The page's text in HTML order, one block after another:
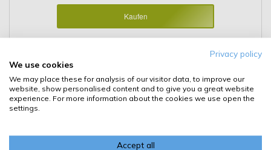
Kaufen
Osram Cool Blue Intense Next Gen
Glühlampe HB3 P20d 12V 60W
>5000K Doppelpack
Privacy policy
We use cookies
We may place these for analysis of our visitor data, to improve our
website, show personalised content and to give you a great website
experience. For more information about the cookies we use open the
settings.
Accept all